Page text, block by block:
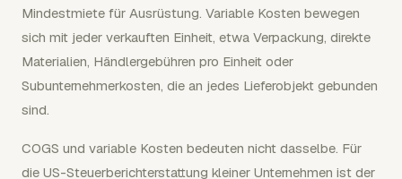
Mindestmiete für Ausrüstung. Variable Kosten bewegen
sich mit jeder verkauften Einheit, etwa Verpackung, direkte
Materialien, Händlergebühren pro Einheit oder
Subunternehmerkosten, die an jedes Lieferobjekt gebunden
sind.
COGS und variable Kosten bedeuten nicht dasselbe. Für
die US-Steuerberichterstattung kleiner Unternehmen ist der